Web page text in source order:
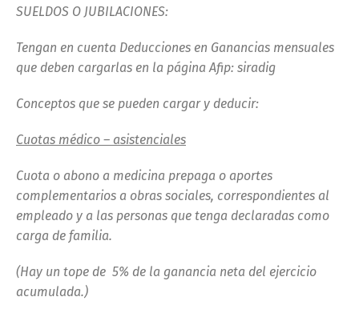
SUELDOS O JUBILACIONES:
Tengan en cuenta Deducciones en Ganancias mensuales
que deben cargarlas en la página Afip: siradig
Conceptos que se pueden cargar y deducir:
Cuotas médico – asistenciales
Cuota o abono a medicina prepaga o aportes
complementarios a obras sociales, correspondientes al
empleado y a las personas que tenga declaradas como
carga de familia.
(Hay un tope de 5% de la ganancia neta del ejercicio
acumulada.)